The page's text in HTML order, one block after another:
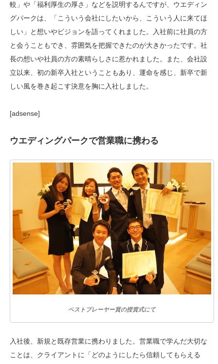
較」や「福利厚生の厚さ」などを説明するんですが、ウエディン
グパークは、「こういう会社にしたいから、こういう人に来てほ
しい」と想いやビジョンを語ってくれました。入社前に社員の方
と会うこともでき、雰囲気を把握できたのが大きかったです。社
長の想いや社員の方の素晴らしさに惹かれました。また、会社設
立以来、初の新卒入社ということもあり、運命を感じ、新卒で新
しい風を巻き起こす決意を胸に入社しました。
[adsense]
ウエディングパークで営業職に携わる
ベストプレーヤー賞の授賞式にて
入社後、新規と既存営業に携わりました。営業職で学んだ大切な
ことは、クライアントに「どのようにしたら信頼してもらえる